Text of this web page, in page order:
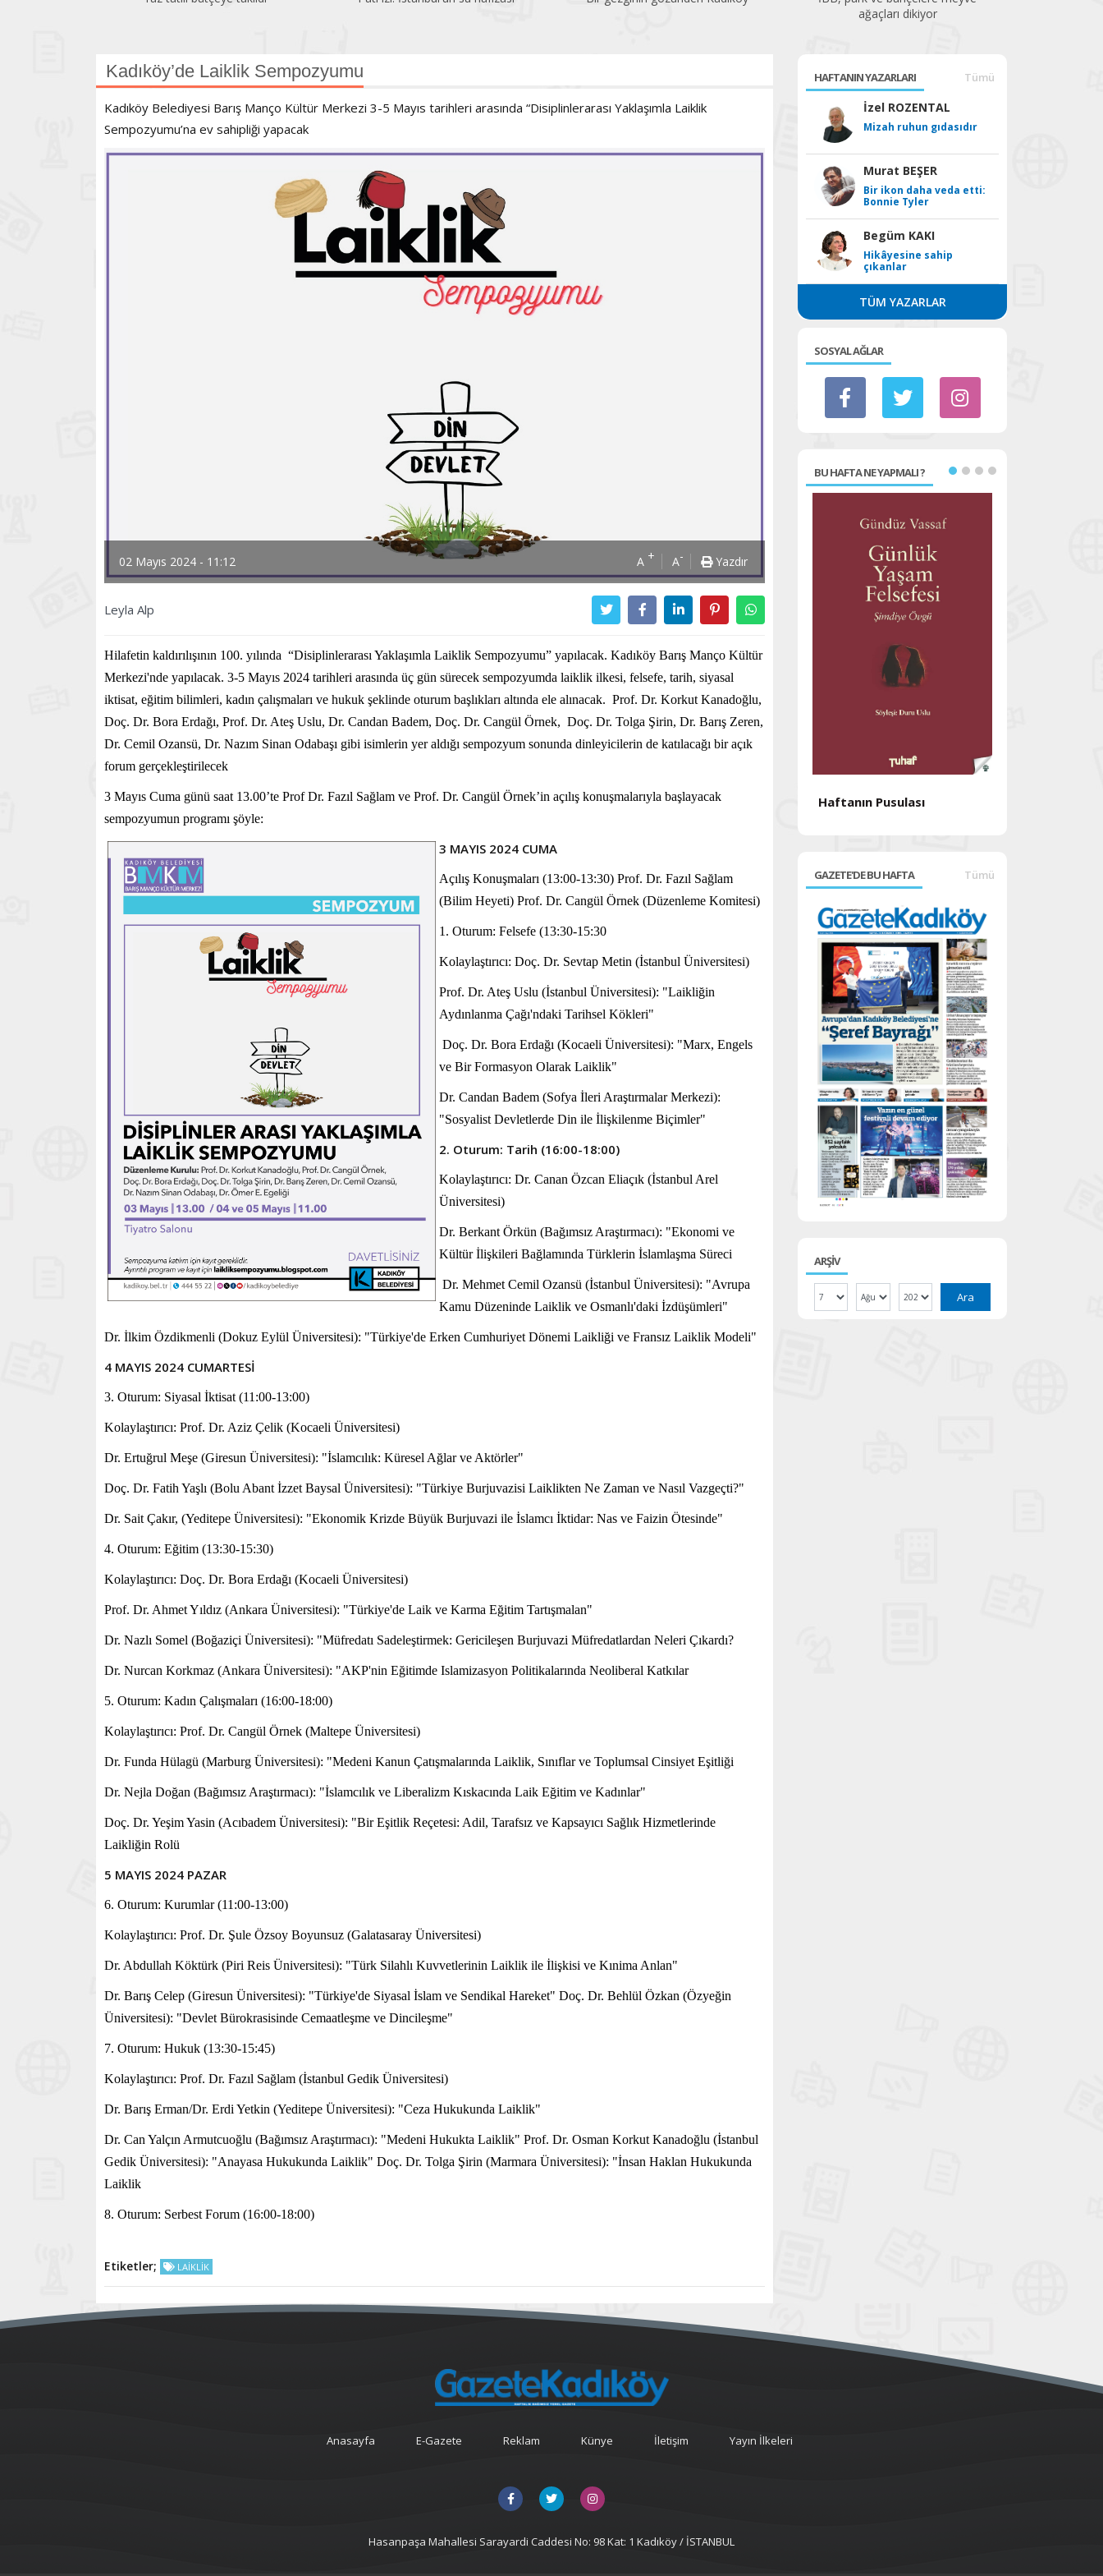
ağaçları dikiyor
Kadıköy’de Laiklik Sempozyumu
Kadıköy Belediyesi Barış Manço Kültür Merkezi 3-5 Mayıs tarihleri arasında “Disiplinlerarası Yaklaşımla Laiklik
Sempozyumu’na ev sahipliği yapacak
02 Mayıs 2024 - 11:12 A + A- Yazdır
Leyla Alp
Hilafetin kaldırılışının 100. yılında “Disiplinlerarası Yaklaşımla Laiklik Sempozyumu” yapılacak. Kadıköy Barış Manço Kültür
Merkezi'nde yapılacak. 3-5 Mayıs 2024 tarihleri arasında üç gün sürecek sempozyumda laiklik ilkesi, felsefe, tarih, siyasal
iktisat, eğitim bilimleri, kadın çalışmaları ve hukuk şeklinde oturum başlıkları altında ele alınacak. Prof. Dr. Korkut Kanadoğlu,
Doç. Dr. Bora Erdağı, Prof. Dr. Ateş Uslu, Dr. Candan Badem, Doç. Dr. Cangül Örnek, Doç. Dr. Tolga Şirin, Dr. Barış Zeren,
Dr. Cemil Ozansü, Dr. Nazım Sinan Odabaşı gibi isimlerin yer aldığı sempozyum sonunda dinleyicilerin de katılacağı bir açık
forum gerçekleştirilecek
3 Mayıs Cuma günü saat 13.00’te Prof Dr. Fazıl Sağlam ve Prof. Dr. Cangül Örnek’in açılış konuşmalarıyla başlayacak
sempozyumun programı şöyle:
3 MAYIS 2024 CUMA
Açılış Konuşmaları (13:00-13:30) Prof. Dr. Fazıl Sağlam
(Bilim Heyeti) Prof. Dr. Cangül Örnek (Düzenleme Komitesi)
1. Oturum: Felsefe (13:30-15:30
Kolaylaştırıcı: Doç. Dr. Sevtap Metin (İstanbul Üniversitesi)
Prof. Dr. Ateş Uslu (İstanbul Üniversitesi): "Laikliğin
Aydınlanma Çağı'ndaki Tarihsel Kökleri"
Doç. Dr. Bora Erdağı (Kocaeli Üniversitesi): "Marx, Engels
ve Bir Formasyon Olarak Laiklik"
Dr. Candan Badem (Sofya İleri Araştırmalar Merkezi):
"Sosyalist Devletlerde Din ile İlişkilenme Biçimler"
2. Oturum: Tarih (16:00-18:00)
Kolaylaştırıcı: Dr. Canan Özcan Eliaçık (İstanbul Arel
Üniversitesi)
Dr. Berkant Örkün (Bağımsız Araştırmacı): "Ekonomi ve
Kültür İlişkileri Bağlamında Türklerin İslamlaşma Süreci
Dr. Mehmet Cemil Ozansü (İstanbul Üniversitesi): "Avrupa
Kamu Düzeninde Laiklik ve Osmanlı'daki İzdüşümleri"
Dr. İlkim Özdikmenli (Dokuz Eylül Üniversitesi): "Türkiye'de Erken Cumhuriyet Dönemi Laikliği ve Fransız Laiklik Modeli"
4 MAYIS 2024 CUMARTESİ
3. Oturum: Siyasal İktisat (11:00-13:00)
Kolaylaştırıcı: Prof. Dr. Aziz Çelik (Kocaeli Üniversitesi)
Dr. Ertuğrul Meşe (Giresun Üniversitesi): "İslamcılık: Küresel Ağlar ve Aktörler"
Doç. Dr. Fatih Yaşlı (Bolu Abant İzzet Baysal Üniversitesi): "Türkiye Burjuvazisi Laiklikten Ne Zaman ve Nasıl Vazgeçti?"
Dr. Sait Çakır, (Yeditepe Üniversitesi): "Ekonomik Krizde Büyük Burjuvazi ile İslamcı İktidar: Nas ve Faizin Ötesinde"
4. Oturum: Eğitim (13:30-15:30)
Kolaylaştırıcı: Doç. Dr. Bora Erdağı (Kocaeli Üniversitesi)
Prof. Dr. Ahmet Yıldız (Ankara Üniversitesi): "Türkiye'de Laik ve Karma Eğitim Tartışmalan"
Dr. Nazlı Somel (Boğaziçi Üniversitesi): "Müfredatı Sadeleştirmek: Gericileşen Burjuvazi Müfredatlardan Neleri Çıkardı?
Dr. Nurcan Korkmaz (Ankara Üniversitesi): "AKP'nin Eğitimde Islamizasyon Politikalarında Neoliberal Katkılar
5. Oturum: Kadın Çalışmaları (16:00-18:00)
Kolaylaştırıcı: Prof. Dr. Cangül Örnek (Maltepe Üniversitesi)
Dr. Funda Hülagü (Marburg Üniversitesi): "Medeni Kanun Çatışmalarında Laiklik, Sınıflar ve Toplumsal Cinsiyet Eşitliği
Dr. Nejla Doğan (Bağımsız Araştırmacı): "İslamcılık ve Liberalizm Kıskacında Laik Eğitim ve Kadınlar"
Doç. Dr. Yeşim Yasin (Acıbadem Üniversitesi): "Bir Eşitlik Reçetesi: Adil, Tarafsız ve Kapsayıcı Sağlık Hizmetlerinde
Laikliğin Rolü
5 MAYIS 2024 PAZAR
6. Oturum: Kurumlar (11:00-13:00)
Kolaylaştırıcı: Prof. Dr. Şule Özsoy Boyunsuz (Galatasaray Üniversitesi)
Dr. Abdullah Köktürk (Piri Reis Üniversitesi): "Türk Silahlı Kuvvetlerinin Laiklik ile İlişkisi ve Kınima Anlan"
Dr. Barış Celep (Giresun Üniversitesi): "Türkiye'de Siyasal İslam ve Sendikal Hareket" Doç. Dr. Behlül Özkan (Özyeğin
Üniversitesi): "Devlet Bürokrasisinde Cemaatleşme ve Dincileşme"
7. Oturum: Hukuk (13:30-15:45)
Kolaylaştırıcı: Prof. Dr. Fazıl Sağlam (İstanbul Gedik Üniversitesi)
Dr. Barış Erman/Dr. Erdi Yetkin (Yeditepe Üniversitesi): "Ceza Hukukunda Laiklik"
Dr. Can Yalçın Armutcuoğlu (Bağımsız Araştırmacı): "Medeni Hukukta Laiklik" Prof. Dr. Osman Korkut Kanadoğlu (İstanbul
Gedik Üniversitesi): "Anayasa Hukukunda Laiklik" Doç. Dr. Tolga Şirin (Marmara Üniversitesi): "İnsan Haklan Hukukunda
Laiklik
8. Oturum: Serbest Forum (16:00-18:00)
Etiketler; LAİKLİK
HAFTANIN YAZARLARI Tümü
İzel ROZENTAL
Mizah ruhun gıdasıdır
Murat BEŞER
Bir ikon daha veda etti:
Bonnie Tyler
Begüm KAKI
Hikâyesine sahip
çıkanlar
TÜM YAZARLAR
SOSYAL AĞLAR
BU HAFTA NE YAPMALI ?
Haftanın Sinevizyonu Haftanın Pusulası
Haftanın Pusulası
GAZETE'DE BU HAFTA Tümü
ARŞİV
Ara
Anasayfa E-Gazete Reklam Künye İletişim Yayın İlkeleri
Hasanpaşa Mahallesi Sarayardi Caddesi No: 98 Kat: 1 Kadıköy / İSTANBUL